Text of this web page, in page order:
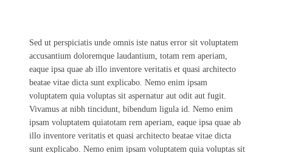
Sed ut perspiciatis unde omnis iste natus error sit voluptatem
accusantium doloremque laudantium, totam rem aperiam,
eaque ipsa quae ab illo inventore veritatis et quasi architecto
beatae vitae dicta sunt explicabo. Nemo enim ipsam
voluptatem quia voluptas sit aspernatur aut odit aut fugit.
Vivamus at nibh tincidunt, bibendum ligula id. Nemo enim
ipsam voluptatem quiatotam rem aperiam, eaque ipsa quae ab
illo inventore veritatis et quasi architecto beatae vitae dicta
sunt explicabo. Nemo enim ipsam voluptatem quia voluptas sit